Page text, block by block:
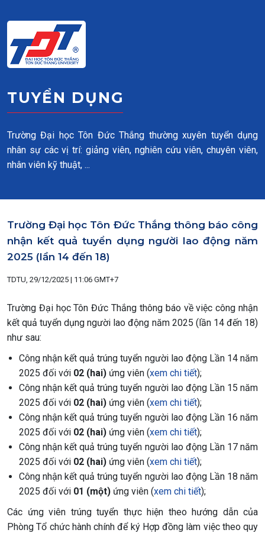
TUYỂN DỤNG
Trường Đại học Tôn Đức Thắng thường xuyên tuyển dụng
nhân sự các vị trí: giảng viên, nghiên cứu viên, chuyên viên,
nhân viên kỹ thuật, ...
Trường Đại học Tôn Đức Thắng thông báo công
nhận kết quả tuyển dụng người lao động năm
2025 (lần 14 đến 18)
TDTU, 29/12/2025 | 11:06 GMT+7
Trường Đại học Tôn Đức Thắng thông báo về việc công nhận
kết quả tuyển dụng người lao động năm 2025 (lần 14 đến 18)
như sau:
Công nhận kết quả trúng tuyển người lao động Lần 14 năm
2025 đối với 02 (hai) ứng viên (xem chi tiết);
Công nhận kết quả trúng tuyển người lao động Lần 15 năm
2025 đối với 02 (hai) ứng viên (xem chi tiết);
Công nhận kết quả trúng tuyển người lao động Lần 16 năm
2025 đối với 02 (hai) ứng viên (xem chi tiết);
Công nhận kết quả trúng tuyển người lao động Lần 17 năm
2025 đối với 02 (hai) ứng viên (xem chi tiết);
Công nhận kết quả trúng tuyển người lao động Lần 18 năm
2025 đối với 01 (một) ứng viên (xem chi tiết);
Các ứng viên trúng tuyển thực hiện theo hướng dẫn của
Phòng Tổ chức hành chính để ký Hợp đồng làm việc theo quy